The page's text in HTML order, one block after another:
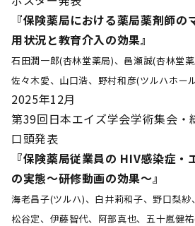
『保険薬局における薬局薬剤師の
用状況と教育介入の効果』
石田潤一郎(杏林堂薬局)、邑瀬誠(杏林堂
佐々木愛、山口浩、野村和彦(ツルハホー
2025年12月
第39回日本エイズ学会学術集会・
口頭発表
『保険薬局従業員の HIV感染症・
の実態～研修動画の効果～』
海老昌子(ツルハ)、白井莉和子、野口梨紗
松谷定、伊藤智代、阿部真也、五十嵐健